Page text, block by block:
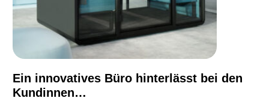
Ein innovatives Büro hinterlässt bei den
Kundinnen…